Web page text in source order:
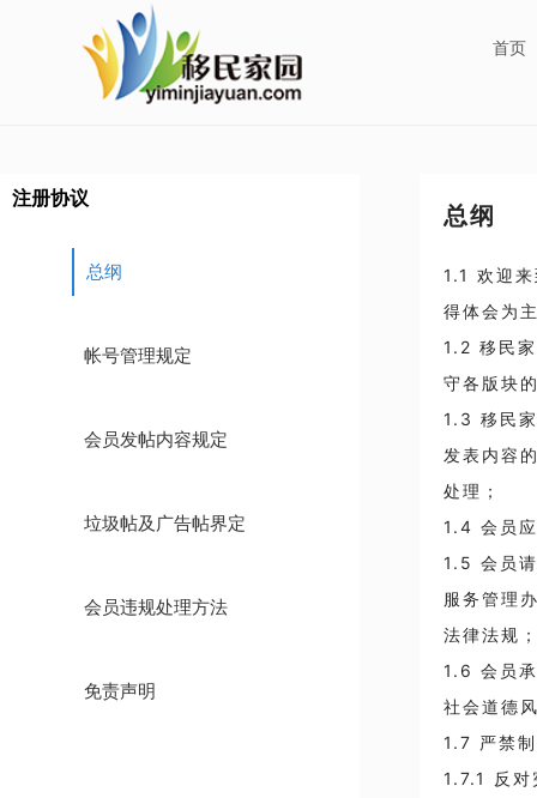
首页
注册协议
总纲
帐号管理规定
会员发帖内容规定
垃圾帖及广告帖界定
会员违规处理方法
免责声明
总纲
1.1 欢迎
得体会为
1.2 移民
守各版块
1.3 移民
发表内容
处理；
1.4 会员
1.5 会员
服务管理
法律法规
1.6 会员
社会道德
1.7 严禁
1.7.1 反对